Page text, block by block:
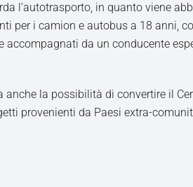
l’autotrasporto, in quanto viene
per i camion e autobus a 18 anni,
accompagnati da un conducente
la possibilità di convertire il
provenienti da Paesi extra-